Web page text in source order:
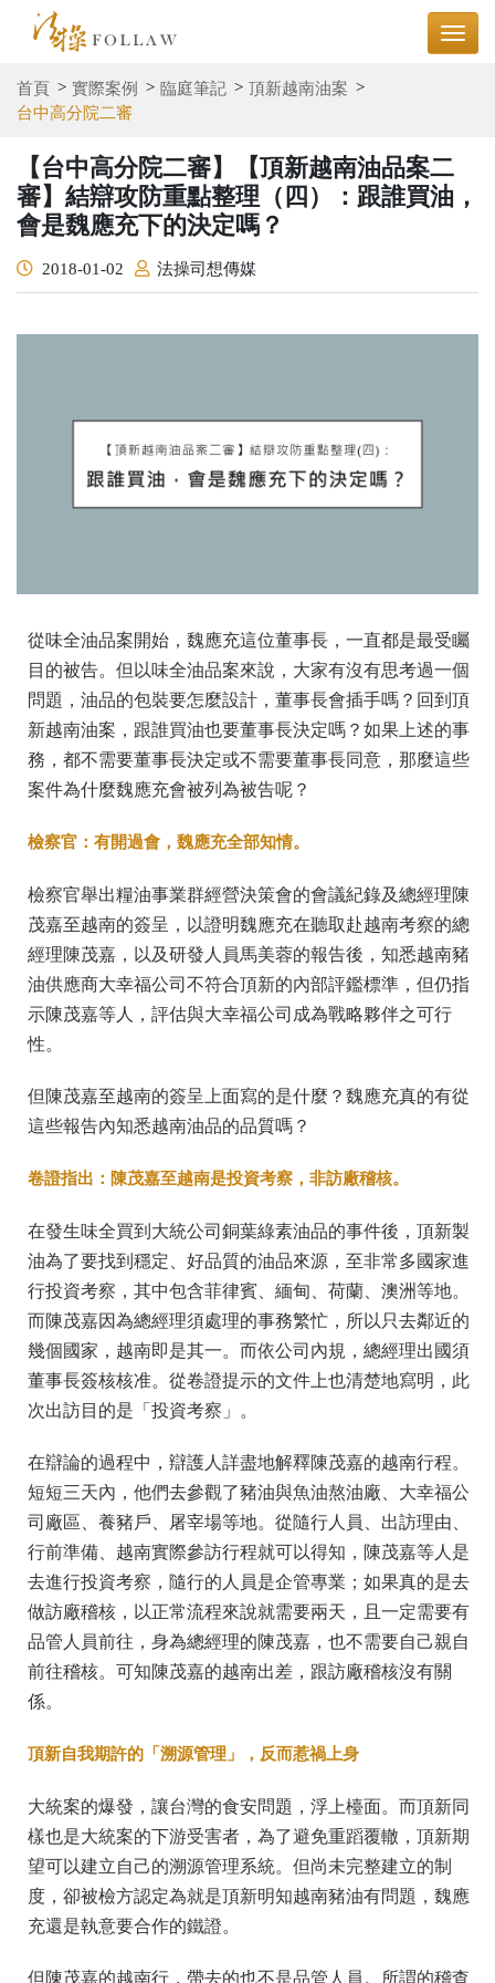
首頁 實際案例 臨庭筆記
頂新越南油案
台中高分院二審
【台中高分院二審】【頂新越南油品案二
審】結辯攻防重點整理（四）：跟誰買油，
會是魏應充下的決定嗎？
2018-01-02 法操司想傳媒
從味全油品案開始，魏應充這位董事長，一直都是最受矚
目的被告。但以味全油品案來說，大家有沒有思考過一個
問題，油品的包裝要怎麼設計，董事長會插手嗎？回到頂
新越南油案，跟誰買油也要董事長決定嗎？如果上述的事
務，都不需要董事長決定或不需要董事長同意，那麼這些
案件為什麼魏應充會被列為被告呢？
檢察官：有開過會，魏應充全部知情。
檢察官舉出糧油事業群經營決策會的會議紀錄及總經理陳
茂嘉至越南的簽呈，以證明魏應充在聽取赴越南考察的總
經理陳茂嘉，以及研發人員馬美蓉的報告後，知悉越南豬
油供應商大幸福公司不符合頂新的內部評鑑標準，但仍指
示陳茂嘉等人，評估與大幸福公司成為戰略夥伴之可行
性。
但陳茂嘉至越南的簽呈上面寫的是什麼？魏應充真的有從
這些報告內知悉越南油品的品質嗎？
卷證指出：陳茂嘉至越南是投資考察，非訪廠稽核。
在發生味全買到大統公司銅葉綠素油品的事件後，頂新製
油為了要找到穩定、好品質的油品來源，至非常多國家進
行投資考察，其中包含菲律賓、緬甸、荷蘭、澳洲等地。
而陳茂嘉因為總經理須處理的事務繁忙，所以只去鄰近的
幾個國家，越南即是其一。而依公司內規，總經理出國須
董事長簽核核准。從卷證提示的文件上也清楚地寫明，此
次出訪目的是「投資考察」。
在辯論的過程中，辯護人詳盡地解釋陳茂嘉的越南行程。
短短三天內，他們去參觀了豬油與魚油熬油廠、大幸福公
司廠區、養豬戶、屠宰場等地。從隨行人員、出訪理由、
行前準備、越南實際參訪行程就可以得知，陳茂嘉等人是
去進行投資考察，隨行的人員是企管專業；如果真的是去
做訪廠稽核，以正常流程來說就需要兩天，且一定需要有
品管人員前往，身為總經理的陳茂嘉，也不需要自己親自
前往稽核。可知陳茂嘉的越南出差，跟訪廠稽核沒有關
係。
頂新自我期許的「溯源管理」，反而惹禍上身
大統案的爆發，讓台灣的食安問題，浮上檯面。而頂新同
樣也是大統案的下游受害者，為了避免重蹈覆轍，頂新期
望可以建立自己的溯源管理系統。但尚未完整建立的制
度，卻被檢方認定為就是頂新明知越南豬油有問題，魏應
充還是執意要合作的鐵證。
但陳茂嘉的越南行，帶去的也不是品管人員。所謂的稽查